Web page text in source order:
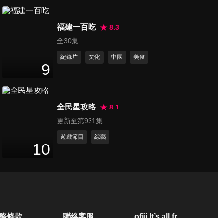
第116集 ㄍㄢˋ
1分鐘
9
福建一百吃
8.3
全30集
紀錄片 文化 中國 美食
10
全民星攻略
8.1
更新至第931集
遊戲節目 綜藝
條款 聯絡客服